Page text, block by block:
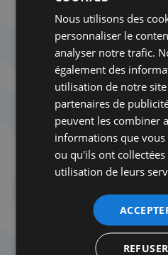
changeront, lorsque les
cesseront de soutenir Israël.
que les massacres du 7-
opinions publiques ont en
faveur des Palestiniens et
considérablement érodé le
Israéliens pouvaient jouir
C’est cette haine
On a beau s’attendre
résurgence
mais on ne peut pas
Nous utilisons des
personnaliser le
analyser notre trafic.
également des
utilisation de notre
partenaires de
peuvent les combiner
informations que
ou qu'ils ont
utilisation de leurs